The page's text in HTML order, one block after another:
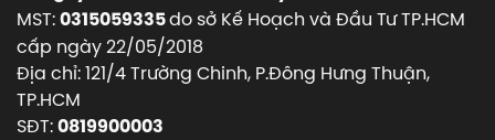
MST:0315059335do sở Kế Hoạch và Đầu Tư TP.HCM
cấp ngày 22/05/2018
Địa chỉ: 121/4 Trường Chinh, P.Đông Hưng Thuận,
TP.HCM
SĐT:0819900003